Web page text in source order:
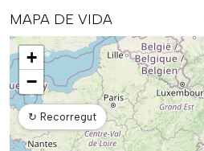
MAPA DE VIDA
Mapa
+
−
↻ Recorregut